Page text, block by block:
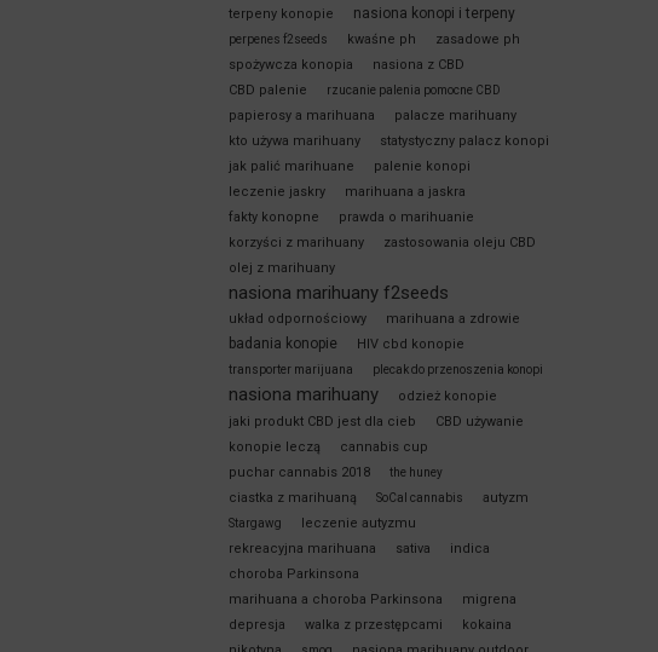
terpeny konopie
nasiona konopi i terpeny
perpenes f2seeds kwaśne ph
zasadowe ph
spożywcza konopia
nasiona z CBD
CBD palenie
rzucanie palenia pomocne CBD
papierosy a marihuana
palacze marihuany
kto używa marihuany
statystyczny palacz konopi
jak palić marihuane
palenie konopi
leczenie jaskry
marihuana a jaskra
fakty konopne
prawda o marihuanie
korzyści z marihuany
zastosowania oleju CBD
olej z marihuany
nasiona marihuany f2seeds
układ odpornościowy marihuana a zdrowie
badania konopie HIV cbd konopie
transporter marijuana plecak do przenoszenia konopi
nasiona marihuany
odzież konopie
jaki produkt CBD jest dla cieb
CBD używanie
konopie leczą
cannabis cup
puchar cannabis 2018
the huney
ciastka z marihuaną SoCal cannabis autyzm
Stargawg
leczenie autyzmu
rekreacyjna marihuana
sativa
indica
choroba Parkinsona
marihuana a choroba Parkinsona
migrena
depresja
walka z przestępcami
kokaina